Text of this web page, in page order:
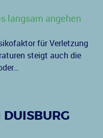
langsam angehen
für Verletzung
steigt auch die